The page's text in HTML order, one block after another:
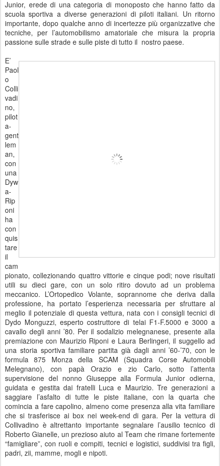
Junior, erede di una categoria di monoposto che hanno fatto da
scuola sportiva a diverse generazioni di piloti italiani. Un ritorno
importante, dopo qualche anno di incertezze più organizzative che
tecniche, per l’automobilismo amatoriale che misura la propria
passione sulle strade e sulle piste di tutto il nostro paese.
E’
Paol
o
Colli
vadi
no,
pilot
a-
gent
lem
an,
con
una
Dyw
a-
Rip
oni
ha
con
quis
tare
il
cam
pionato, collezionando quattro vittorie e cinque podi; nove risultati
utili su dieci gare, con un solo ritiro dovuto ad un problema
meccanico. L’Ortopedico Volante, soprannome che deriva dalla
professione, ha portato l’esperienza necessaria per sfruttare al
meglio il potenziale di questa vettura, nata con i consigli tecnici di
Dydo Monguzzi, esperto costruttore di telai F1-F.5000 e 3000 a
cavallo degli anni ’80. Per il sodalizio melegnanese, presente alla
premiazione con Maurizio Riponi e Laura Berlingeri, il suggello ad
una storia sportiva familiare partita già dagli anni ’60-’70, con le
formula 875 Monza della SCAM (Squadra Corse Automobili
Melegnano), con papà Orazio e zio Carlo, sotto l’attenta
supervisione del nonno Giuseppe alla Formula Junior odierna,
guidata e gestita dai fratelli Luca e Maurizio. Tre generazioni a
saggiare l’asfalto di tutte le piste italiane, con la quarta che
comincia a fare capolino, almeno come presenza alla vita familiare
che si trasferisce ai box nei week-end di gara. Per la vettura di
Collivadino è altrettanto importante segnalare l’ausilio tecnico di
Roberto Gianelle, un prezioso aiuto al Team che rimane fortemente
“famigliare”, con ruoli e compiti, tecnici e logistici, suddivisi tra figli,
padri, zii, mamme, mogli e nipoti.